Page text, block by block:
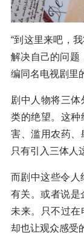
“到这里来吧，
解决自己的问题
编同名电视剧里
剧中人物将三体
类的绝望。这种
害、滥用农药
只有引入三体人
而剧中这些令人
有关。或者说是
未来。只不过在
却也让观众感受